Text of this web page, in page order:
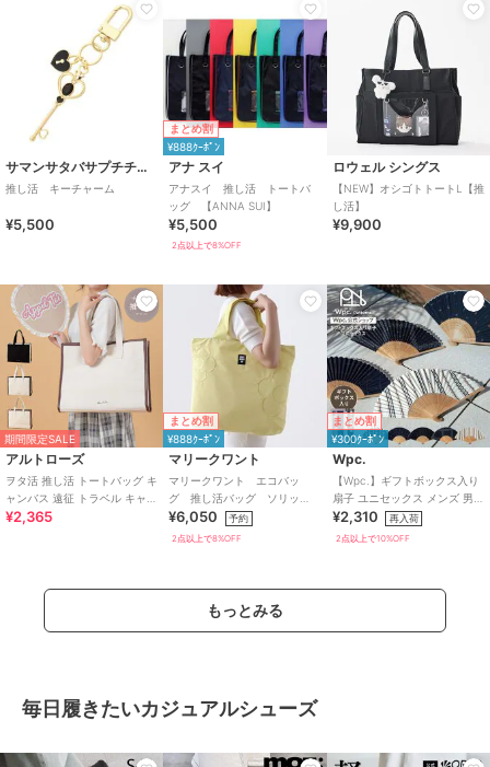
サマンサタバサプチチョイス
推し活 キーチャーム
¥5,500
まとめ割
¥888ｸｰﾎﾟﾝ
アナ スイ
アナスイ 推し活 トートバ
ッグ 【ANNA SUI】
¥5,500
2点以上で8%OFF
ロウェル シングス
【NEW】オシゴトトートL【推
し活】
¥9,900
期間限定SALE
アルトローズ
ヲタ活 推し活 トートバッグ キ
ャンバス 遠征 トラベル キャリ
ーオン
¥2,365
まとめ割
¥888ｸｰﾎﾟﾝ
マリークワント
マリークワント エコバッ
グ 推し活バッグ ソリッ
ド 【MARY QUANT】
¥6,050 予約
2点以上で8%OFF
まとめ割
¥300ｸｰﾎﾟﾝ
Wpc.
【Wpc.】ギフトボックス入り
扇子 ユニセックス メンズ 男性
プレゼント ギフト 扇子 うちわ
¥2,310 再入荷
2点以上で10%OFF
もっとみる
毎日履きたいカジュアルシューズ